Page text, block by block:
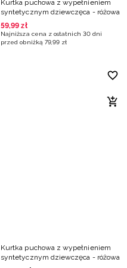
Kurtka puchowa z wypełnieniem
syntetycznym dziewczęca - różowa
59,99 zł
Najniższa cena z ostatnich 30 dni
przed obniżką 79,99 zł
Kurtka puchowa z wypełnieniem
syntetycznym dziewczęca - różowa